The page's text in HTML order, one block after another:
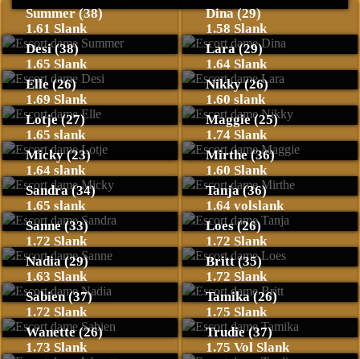
Summer (38)
1.61 Slank
Dina (29)
1.58 Slank
Desi (38)
1.65 Slank
Lara (29)
1.64 Slank
Elle (26)
1.69 Slank
Nikky (26)
1.60 slank
Lotje (27)
1.65 slank
Maggie (25)
1.74 Slank
Micky (23)
1.64 slank
Mirthe (36)
1.60 Slank
Sandra (34)
1.65 slank
Tanja (36)
1.64 volslank
Sanne (33)
1.72 Slank
Loes (26)
1.72 Slank
Nadia (29)
1.63 Slank
Britt (35)
1.72 Slank
Sabien (37)
1.72 Slank
Tamika (26)
1.75 Slank
Wanette (26)
1.73 Slank
Trudie (37)
1.75 Vol Slank